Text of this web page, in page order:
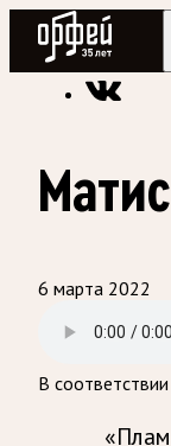
Радио Орфей
Радио
6 марта 2022
В